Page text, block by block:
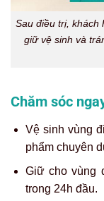
Sau điều trị, khách
giữ vệ sinh và
Chăm sóc
Vệ sinh vùng
phẩm chuyên
Giữ cho vùng
trong 24h đầu.